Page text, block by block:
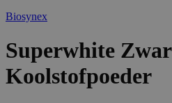
Biosynex
Superwhite
Koolstofpoeder